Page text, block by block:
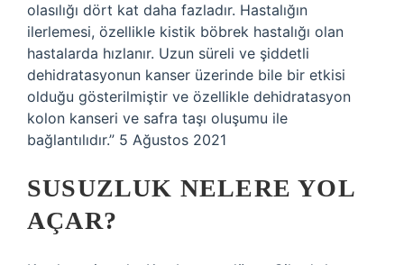
olasılığı dört kat daha fazladır. Hastalığın
ilerlemesi, özellikle kistik böbrek hastalığı olan
hastalarda hızlanır. Uzun süreli ve şiddetli
dehidratasyonun kanser üzerinde bile bir etkisi
olduğu gösterilmiştir ve özellikle dehidratasyon
kolon kanseri ve safra taşı oluşumu ile
bağlantılıdır.” 5 Ağustos 2021
SUSUZLUK NELERE YOL
AÇAR?